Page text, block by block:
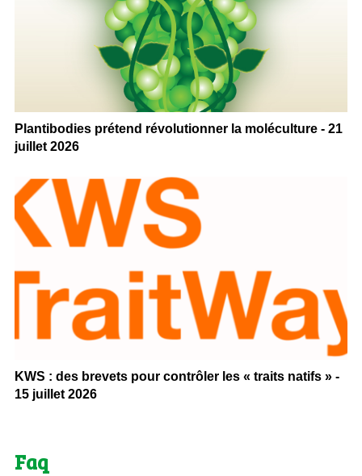
Plantibodies prétend révolutionner la moléculture - 21
juillet 2026
KWS : des brevets pour contrôler les « traits natifs » -
15 juillet 2026
Faq